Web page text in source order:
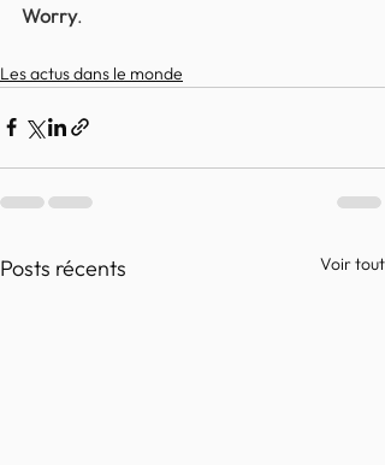
Worry.
Les actus dans le monde
Posts récents Voir tout